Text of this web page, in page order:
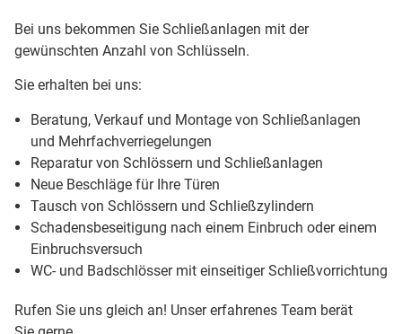
Bei uns bekommen Sie Schließanlagen mit der
gewünschten Anzahl von Schlüsseln.
Sie erhalten bei uns:
Beratung, Verkauf und Montage von Schließanlagen
und Mehrfachverriegelungen
Reparatur von Schlössern und Schließanlagen
Neue Beschläge für Ihre Türen
Tausch von Schlössern und Schließzylindern
Schadensbeseitigung nach einem Einbruch oder einem
Einbruchsversuch
WC- und Badschlösser mit einseitiger Schließvorrichtung
Rufen Sie uns gleich an! Unser erfahrenes Team berät